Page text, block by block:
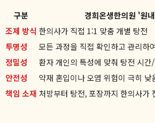
구분 경희온생한의원 '원
조제 방식 한의사가 직접 1:1 맞춤 개별 탕전
투명성
모든 과정을 직접 확인하고 관리하
정밀성
환자 개인의 특성에 맞춰 탕전 시
안전성
약재 혼입이나 오염 위험이 극히 낮
책임 소재 처방부터 탕전, 포장까지 한의사가